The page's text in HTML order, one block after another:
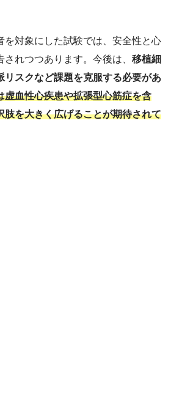
を対象にした試験では、安全性と心
れつつあります。今後は、 移植細
リスクなど課題を克服する必要があ
虚血性心疾患や拡張型心筋症を含
肢を大きく広げることが期待されて